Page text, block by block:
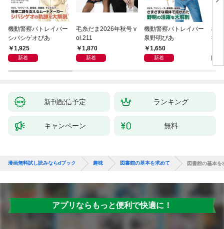
機動警察パトレイバー
シバシゲオぴあ
1,925
新着
毛糸だま2026年秋号 v
ol.211
1,870
新着
機動警察パトレイバー
泉野明ぴあ
1,650
新着
機
後
新刊配信予定 ランキング
キャンペーン 無料
漫画無料試し読みならdブック 趣味 図書館の基本を求めて 図書館の基本
アプリならもっと便利で快適に！